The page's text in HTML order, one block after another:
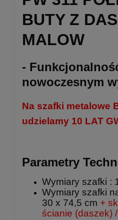
BUTY Z
MALOW
-
nowoczesnym
Na szafki metalowe
udzielamy 10 LAT
Parametry
Wymiary szafki :
Wymiary szafki
30 x 74,5 cm +
ścianie (daszek)